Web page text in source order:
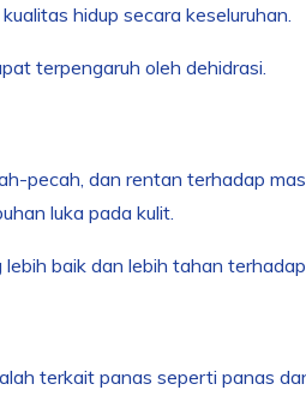
hidup secara keseluruhan.
terpengaruh oleh dehidrasi.
pecah, dan rentan terhadap
luka pada kulit.
baik dan lebih tahan terhadap
terkait panas seperti panas